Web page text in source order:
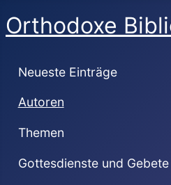
Orthodoxe
Neueste Einträge
Autoren
Themen
Gottesdienste und Gebete